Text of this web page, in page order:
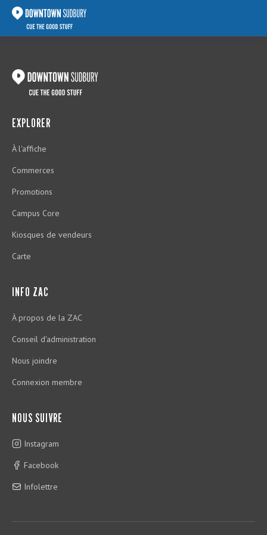
EXPLORER
À l'affiche
Commerces
Promotions
Campus Core
Kiosques de vendeurs
Carte
INFO ZAC
À propos de la ZAC
Conseil d'administration
Nous joindre
Connexion membre
NOUS SUIVRE
Instagram
Facebook
Infolettre